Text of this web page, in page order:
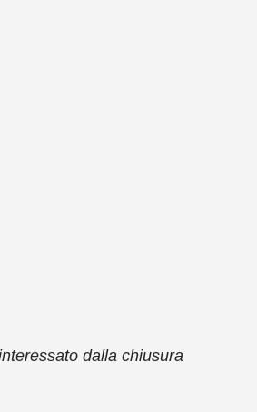
dalla chiusura